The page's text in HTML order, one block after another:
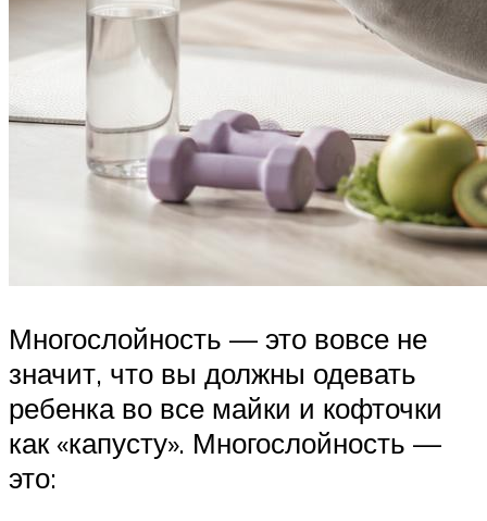
Многослойность — это вовсе не
значит, что вы должны одевать
ребенка во все майки и кофточки
как «капусту». Многослойность —
это: